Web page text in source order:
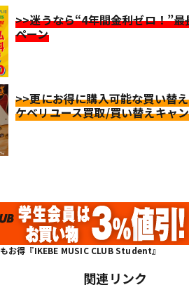
>>迷うなら“4年間金利ゼロ！”
ペーン
>>更にお得に購入可能な買い替
ケベリユース買取/買い替えキャ
お得『IKEBE MUSIC CLUB Student』
関連リンク